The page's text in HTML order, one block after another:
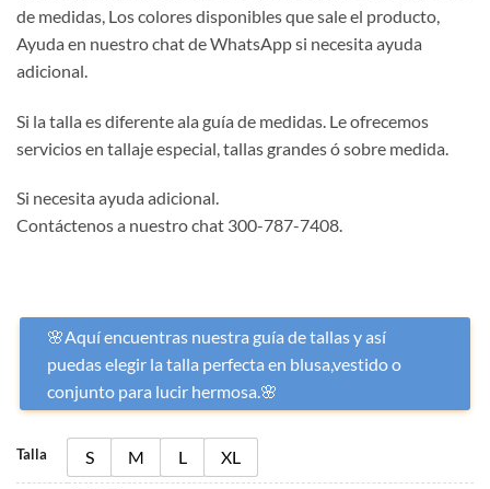
de medidas, Los colores disponibles que sale el producto,
Ayuda en nuestro chat de WhatsApp si necesita ayuda
adicional.
Si la talla es diferente ala guía de medidas. Le ofrecemos
servicios en tallaje especial, tallas grandes ó sobre medida.
Si necesita ayuda adicional.
Contáctenos a nuestro chat 300-787-7408.
🌸Aquí encuentras nuestra guía de tallas y así
puedas elegir la talla perfecta en blusa,vestido o
conjunto para lucir hermosa.🌸
Talla S M L XL